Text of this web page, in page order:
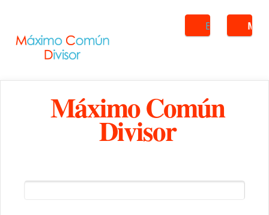
Buscar
Máximo Común
Divisor